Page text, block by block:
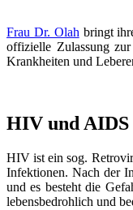
Frau Dr. Olah bringt
offizielle Zulassung
Krankheiten und
HIV und AIDS
HIV ist ein sog.
Infektionen. Nach der
und es besteht die
lebensbedrohlich und